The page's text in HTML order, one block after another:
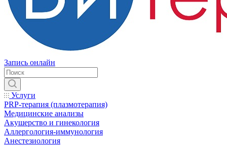
Запись онлайн
Услуги
PRP-терапия (плазмотерапия)
Медицинские анализы
Акушерство и гинекология
Аллергология-иммунология
Анестезиология